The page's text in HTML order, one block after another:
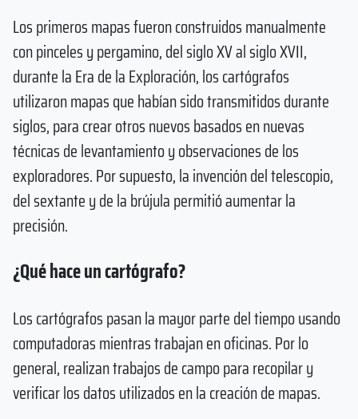
Los primeros mapas fueron construidos manualmente
con pinceles y pergamino, del siglo XV al siglo XVII,
durante la Era de la Exploración, los cartógrafos
utilizaron mapas que habían sido transmitidos durante
siglos, para crear otros nuevos basados ​​en nuevas
técnicas de levantamiento y observaciones de los
exploradores. Por supuesto, la invención del telescopio,
del sextante y de la brújula permitió aumentar la
precisión.
¿Qué hace un cartógrafo?
Los cartógrafos pasan la mayor parte del tiempo usando
computadoras mientras trabajan en oficinas. Por lo
general, realizan trabajos de campo para recopilar y
verificar los datos utilizados en la creación de mapas.